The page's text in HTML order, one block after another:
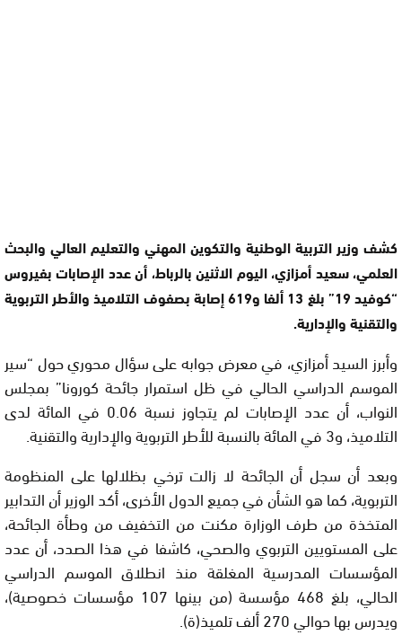
كشف وزير التربية الوطنية والتكوين المهني والتعليم العالي والبحث
العلمي، سعيد أمزازي، اليوم الاثنين بالرباط، أن عدد الإصابات بفيروس
“كوفيد 19” بلغ 13 ألفا و619 إصابة بصفوف التلاميذ والأطر التربوية
والتقنية والإدارية.
وأبرز السيد أمزازي، في معرض جوابه على سؤال محوري حول “سير
الموسم الدراسي الحالي في ظل استمرار جائحة كورونا” بمجلس
النواب، أن عدد الإصابات لم يتجاوز نسبة 0.06 في المائة لدى
التلاميذ، و3 في المائة بالنسبة للأطر التربوية والإدارية والتقنية.
وبعد أن سجل أن الجائحة لا زالت ترخي بظلالها على المنظومة
التربوية، كما هو الشأن في جميع الدول الأخرى، أكد الوزير أن التدابير
المتخذة من طرف الوزارة مكنت من التخفيف من وطأة الجائحة،
على المستويين التربوي والصحي، كاشفا في هذا الصدد، أن عدد
المؤسسات المدرسية المغلقة منذ انطلاق الموسم الدراسي
الحالي، بلغ 468 مؤسسة (من بينها 107 مؤسسات خصوصية)،
ويدرس بها حوالي 270 ألف تلميذ(ة).